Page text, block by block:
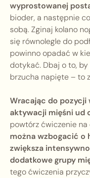
wyprostowanej
bioder, a następnie
sobą. Zginaj kolano
się równolegle do
powinno opadać w
dotykać. Dbaj o to,
brzucha napięte – to
Wracając do pozycji
aktywacji mięśni ud
powtórz ćwiczenie na
można wzbogacić o
zwiększa
dodatkowe grupy
tego ćwiczenia